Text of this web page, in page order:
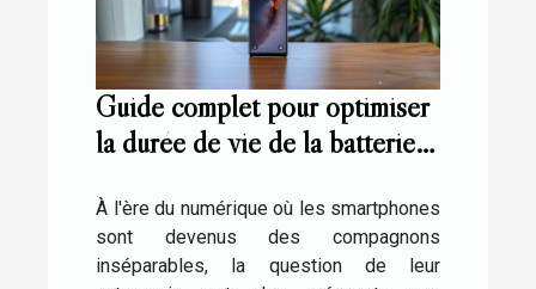
Guide complet pour optimiser
la durée de vie de la batterie
À l'ère du numérique où les smartphones
sont devenus des compagnons
inséparables, la question de leur